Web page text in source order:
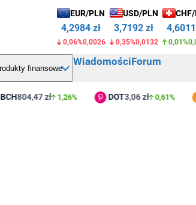
EUR/PLN
4,2984 zł
0,06%0,0026
USD/PLN
3,7192 zł
0,35%0,0132 0,01%
finansowe
WiadomościForum
804,47 zł 1,26% DOT3,06 zł 0,61%